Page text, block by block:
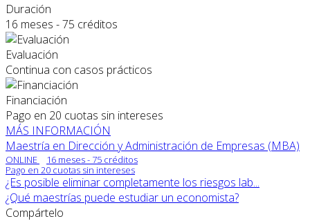
Duración
16 meses - 75 créditos
Evaluación
Continua con casos prácticos
Financiación
Pago en 20 cuotas sin intereses
MÁS INFORMACIÓN
Maestría en Dirección y Administración de Empresas (MBA)
ONLINE
16 meses - 75 créditos
Pago en 20 cuotas sin intereses
¿Es posible eliminar completamente los riesgos lab...
¿Qué maestrías puede estudiar un economista?
Compártelo